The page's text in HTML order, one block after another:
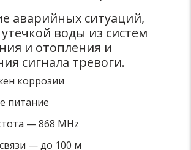
аварийных ситуаций,
воды из систем
и отопления и
сигнала тревоги.
коррозии
питание
— 868 MHz
— до 100 м